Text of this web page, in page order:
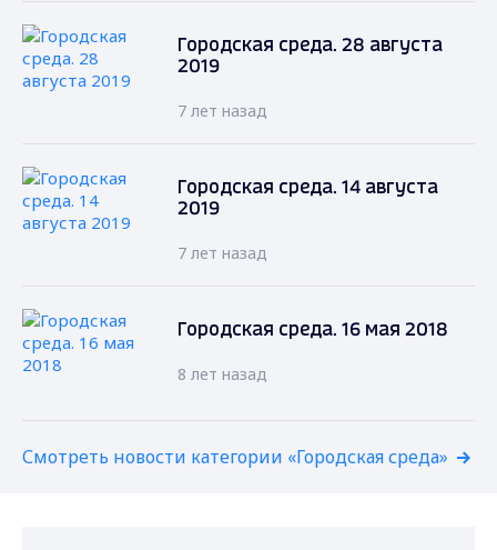
Городская среда. 28 августа
2019
7 лет назад
Городская среда. 14 августа
2019
7 лет назад
Городская среда. 16 мая 2018
8 лет назад
Смотреть новости категории «Городская среда»